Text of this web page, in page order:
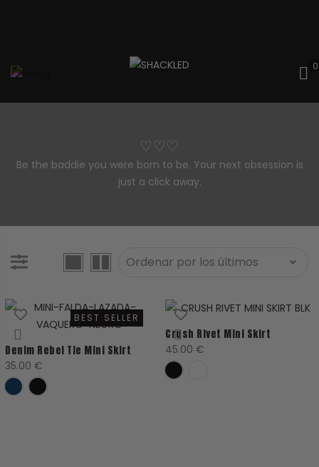
0
♡♡♡
Be the baddie you were born to be. Your next obsession is
just a click away.
BEST SELLER
Denim Rebel Tie Mini Skirt
35.00 €
Crush Rivet Mini Skirt
45.00 €